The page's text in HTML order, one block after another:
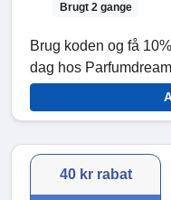
Brugt 2 gange
Brug koden og få
dag hos
40 kr rabat